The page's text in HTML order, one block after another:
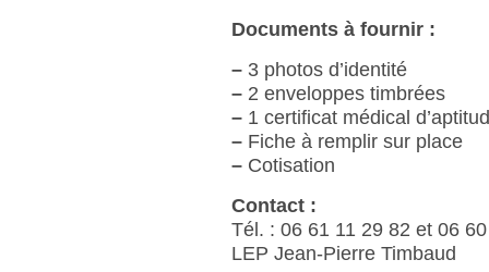
Documents à fournir :
– 3 photos d’identité
– 2 enveloppes timbrées
– 1 certificat médical
– Fiche à remplir sur place
– Cotisation
Contact :
Tél. : 06 61 11 29 82 et 06
LEP Jean-Pierre Timbaud